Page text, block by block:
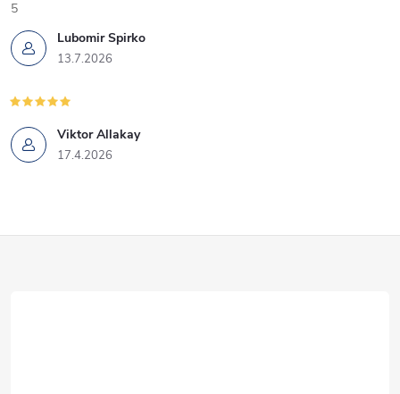
Lubomir Spirko
13.7.2026
5
Viktor Allakay
17.4.2026